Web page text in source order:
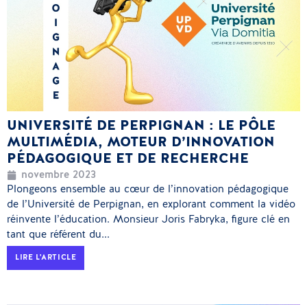
UNIVERSITÉ DE PERPIGNAN : LE PÔLE
MULTIMÉDIA, MOTEUR D’INNOVATION
PÉDAGOGIQUE ET DE RECHERCHE
novembre 2023
Plongeons ensemble au cœur de l’innovation pédagogique
de l’Université de Perpignan, en explorant comment la vidéo
réinvente l’éducation. Monsieur Joris Fabryka, figure clé en
tant que référent du...
LIRE L'ARTICLE